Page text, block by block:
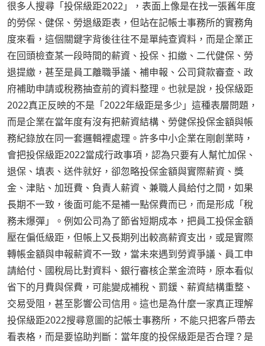
很多人搜尋「投保級距2022」，表面上像是在找一張舊年度
的勞保、健保、勞退級距表，但站在記帳士事務所的實務角
度來看，這個關鍵字背後往往不是單純查資料，而是企業正
在回頭檢查某一段時間的薪資、投保、扣繳、二代健保、勞
退提繳，甚至是員工離職爭議、補申報、公司貸款審查、政
府補助申請或稅務抽查前的資料整理。也就是說，投保級距
2022真正反映的不是「2022年級距是多少」這種表層問題，
而是企業在當年度有沒有把薪資結構、勞健保投保金額與帳
務紀錄放在同一套邏輯裡處理。許多中小企業在剛創業時，
會把投保級距2022當成行政事項，認為只要有人幫忙加保、
退保、填表、送件就好，卻忽略投保金額與實際薪資、獎
金、津貼、加班費、負責人薪資、兼職人員給付之間，如果
長期不一致，後面可能不是補一點保費而已，而是形成「稅
務未爆彈」。例如公司為了節省短期成本，把員工投保金額
壓在偏低級距，但帳上又長期列出較高薪資支出，或是實際
轉帳金額與申報薪資不一致，當未來遇到勞資爭議、員工申
請給付、國稅局比對資料、銀行審核企業金流時，原本看似
省下的月費與保費，可能變成補稅、罰鍰、薪資結構重整、
交易受阻，甚至影響公司信用。這也是為什麼一家真正理解
投保級距2022搜尋意圖的記帳士事務所，不能只把客戶帶去
看表格，而是要協助判斷：當年度的投保級距是否合理？是